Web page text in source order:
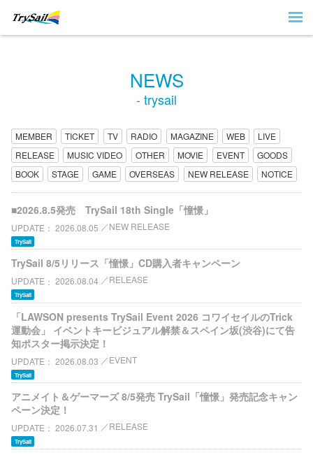
NEWS
- trysail
MEMBER TICKET TV RADIO MAGAZINE WEB
LIVE
RELEASE
MUSIC VIDEO OTHER MOVIE EVENT
GOODS
BOOK
STAGE GAME OVERSEAS NEW RELEASE NOTICE
■2026.8.5発売 TrySail 18th Single「憧憬」
UPDATE 2026.08.05 NEW RELEASE
TrySail
TrySail 8/5リリース「憧憬」CD購入者キャンペーン
UPDATE 2026.08.04 RELEASE
TrySail
「LAWSON presents TrySail Event 2026 コワイセイルのTrick
運動会」 イベントキービジュアル解禁＆スペイン坂(渋谷)にて告
知ポスター掲示決定！
UPDATE 2026.08.03 EVENT
TrySail
アニメイト＆ゲーマーズ 8/5発売 TrySail「憧憬」発売記念キャン
ペーン決定！
UPDATE 2026.07.31 RELEASE
TrySail